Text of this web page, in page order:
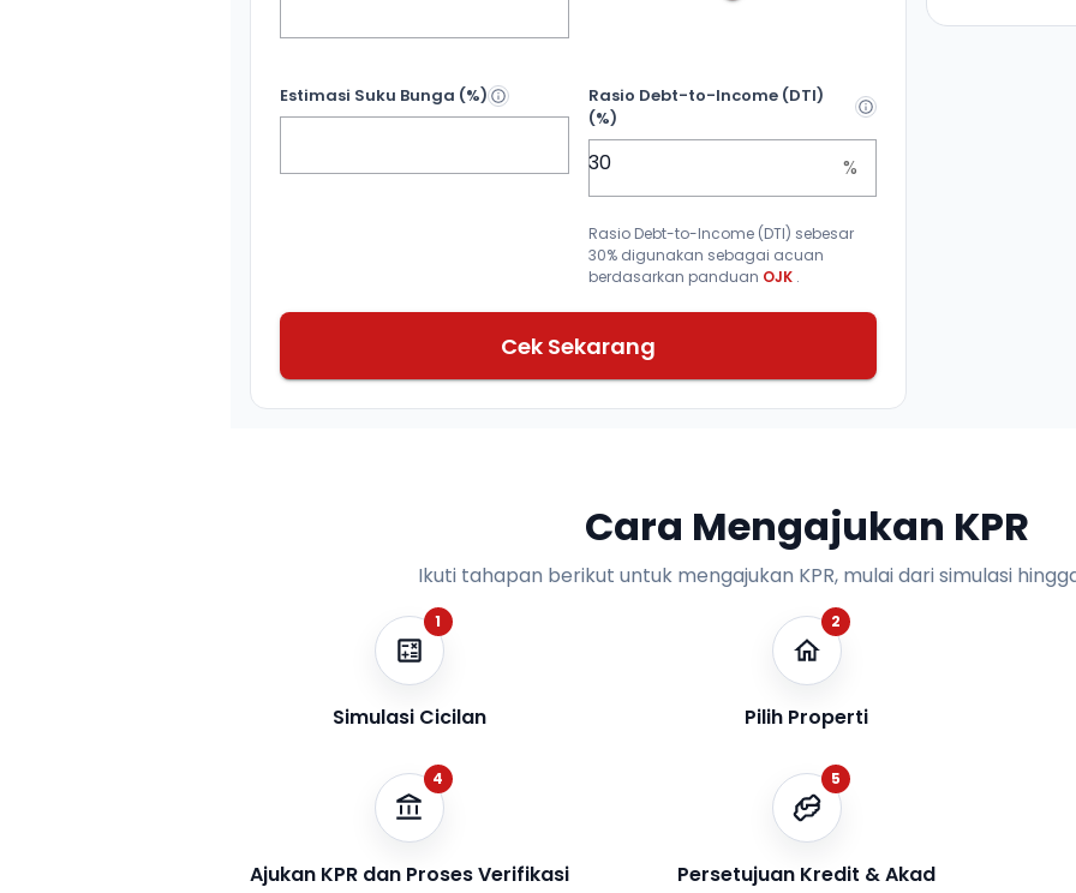
Estimasi Suku Bunga (%)
Rasio Debt-to-Income (DTI)
(%)
%
Rasio Debt-to-Income (DTI) sebesar
30% digunakan sebagai acuan
berdasarkan panduan OJK .
Cek Sekarang
Cara Mengajukan KPR
Ikuti tahapan berikut untuk mengajukan KPR, mulai dari simulasi
1
Simulasi Cicilan
2
Pilih Properti
4
Ajukan KPR dan Proses Verifikasi
5
Persetujuan Kredit & Akad